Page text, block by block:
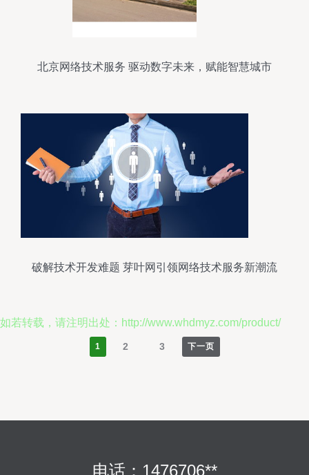
北京网络技术服务 驱动数字未来，赋能智慧城市
破解技术开发难题 芽叶网引领网络技术服务新潮流
如若转载，请注明出处：http://www.whdmyz.com/product/
1 2 3 下一页
电话：1476706**